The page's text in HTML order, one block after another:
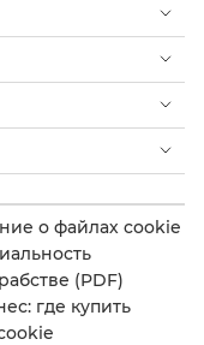
о файлах cookie
(PDF)
где купить